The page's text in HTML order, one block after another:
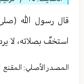
قال رسول الله
استخفّ بصلاته، لا
المصدر الأصلي: المقنع